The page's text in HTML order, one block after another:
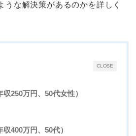
うな解決策があるのかを詳しく
CLOSE
250万円、50代女性）
400万円、50代）